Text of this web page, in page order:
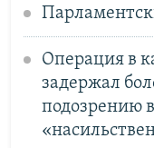
Операция в
задержал
подозрению